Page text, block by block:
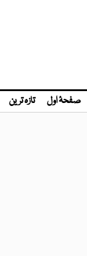
صفحۂ اول تازہ ترین